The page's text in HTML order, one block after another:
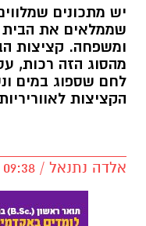
יש מתכונים
שממלאים את
ומשפחה. קציצות
מהסוג הזה רכות,
לחם שספוג במים
הקציצות
אלדה נתנאל / 09:38 25.06.26